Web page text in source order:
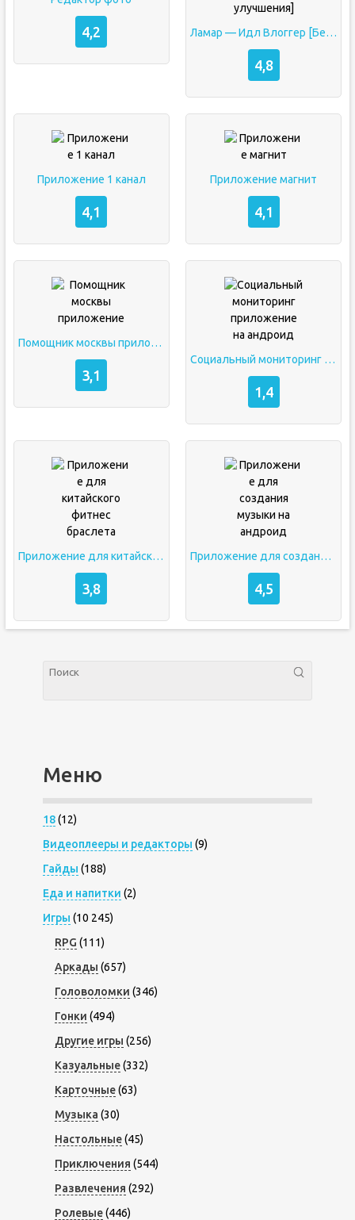
4,2 Ламар — Идл Влоггер [Бесплатные улучшения]
4,8
Приложение 1 канал
4,1
Приложение магнит
4,1
Помощник москвы приложение
3,1
Социальный мониторинг приложение на андроид
1,4
Приложение для китайского фитнес браслета
3,8
Приложение для создания музыки на андроид
4,5
Меню
18(12)
Видеоплееры и редакторы (9)
Гайды (188)
Еда и напитки (2)
Игры (10 245)
RPG (111)
Аркады (657)
Головоломки (346)
Гонки (494)
Другие игры (256)
Казуальные(332)
Карточные(63)
Музыка (30)
Настольные(45)
Приключения (544)
Развлечения (292)
Ролевые(446)